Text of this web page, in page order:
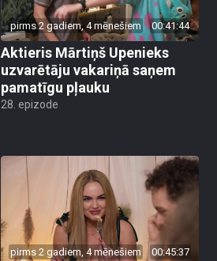
pirms 2 gadiem, 4 mēnešiem 00:41:44
Aktieris Mārtiņš Upenieks
uzvarētāju vakariņā saņem
pamatīgu pļauku
28. epizode
pirms 2 gadiem, 4 mēnešiem 00:45:37